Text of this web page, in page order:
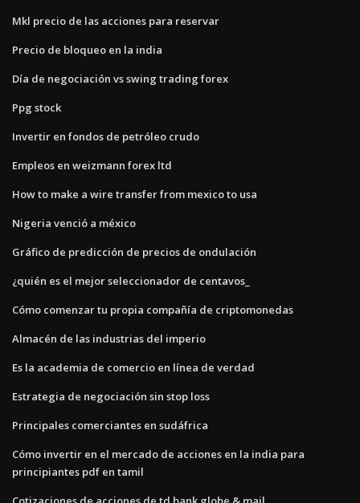
Mkl precio de las acciones para reservar
Precio de bloqueo en la india
Día de negociación vs swing trading forex
Ppg stock
Invertir en fondos de petróleo crudo
Empleos en weizmann forex ltd
How to make a wire transfer from mexico to usa
Nigeria venció a méxico
Gráfico de predicción de precios de ondulación
¿quién es el mejor seleccionador de centavos_
Cómo comenzar tu propia compañía de criptomonedas
Almacén de las industrias del imperio
Es la academia de comercio en línea de verdad
Estrategia de negociación sin stop loss
Principales comerciantes en sudáfrica
Cómo invertir en el mercado de acciones en la india para
principiantes pdf en tamil